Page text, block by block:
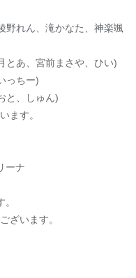
野れん、滝かなた、神楽颯
とあ、宮前まさや、ひい)
っちー)
と、しゅん)
ます。
ーナ
ざいます。